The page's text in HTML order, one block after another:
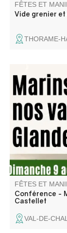
FÊTES ET
Vide grenier
THORAME-
"Quittant le
partis sillonner
Jean Pellegrin,
FÊTES ET
Conférence -
Castellet
VAL-DE-